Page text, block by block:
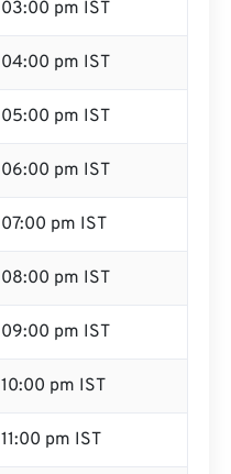
03:00 pm IST
04:00 pm IST
05:00 pm IST
06:00 pm IST
07:00 pm IST
08:00 pm IST
09:00 pm IST
10:00 pm IST
11:00 pm IST